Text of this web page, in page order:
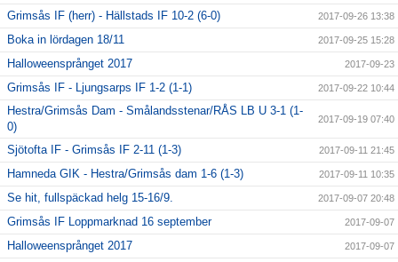
Grimsås IF (herr) - Hällstads IF 10-2 (6-0) 2017-09-26 13:38
Boka in lördagen 18/11 2017-09-25 15:28
Halloweensprånget 2017 2017-09-23
Grimsås IF - Ljungsarps IF 1-2 (1-1) 2017-09-22 10:44
Hestra/Grimsås Dam - Smålandsstenar/RÅS LB U 3-1 (1-
0)
2017-09-19 07:40
Sjötofta IF - Grimsås IF 2-11 (1-3) 2017-09-11 21:45
Hamneda GIK - Hestra/Grimsås dam 1-6 (1-3) 2017-09-11 10:35
Se hit, fullspäckad helg 15-16/9. 2017-09-07 20:48
Grimsås IF Loppmarknad 16 september 2017-09-07
Halloweensprånget 2017 2017-09-07